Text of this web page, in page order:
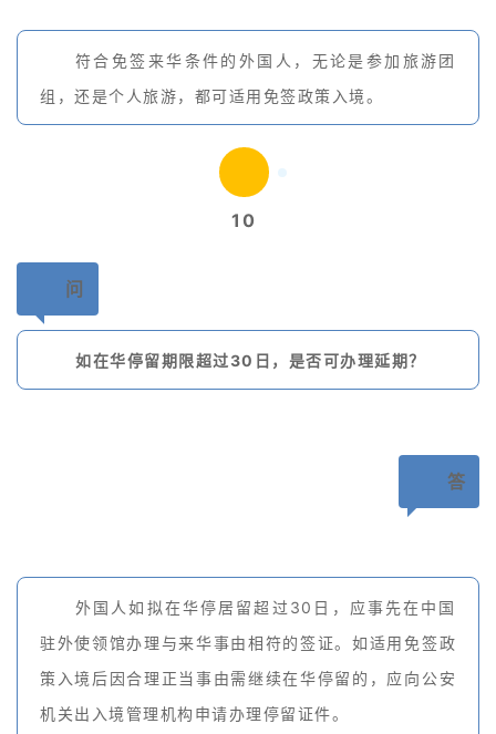
符合免签来华条件的外国人，无论是参加旅游团
组，还是个人旅游，都可适用免签政策入境。
10
问
如在华停留期限超过30日，是否可办理延期？
答
外国人如拟在华停居留超过30日，应事先在中国
驻外使领馆办理与来华事由相符的签证。如适用免签政
策入境后因合理正当事由需继续在华停留的，应向公安
机关出入境管理机构申请办理停留证件。